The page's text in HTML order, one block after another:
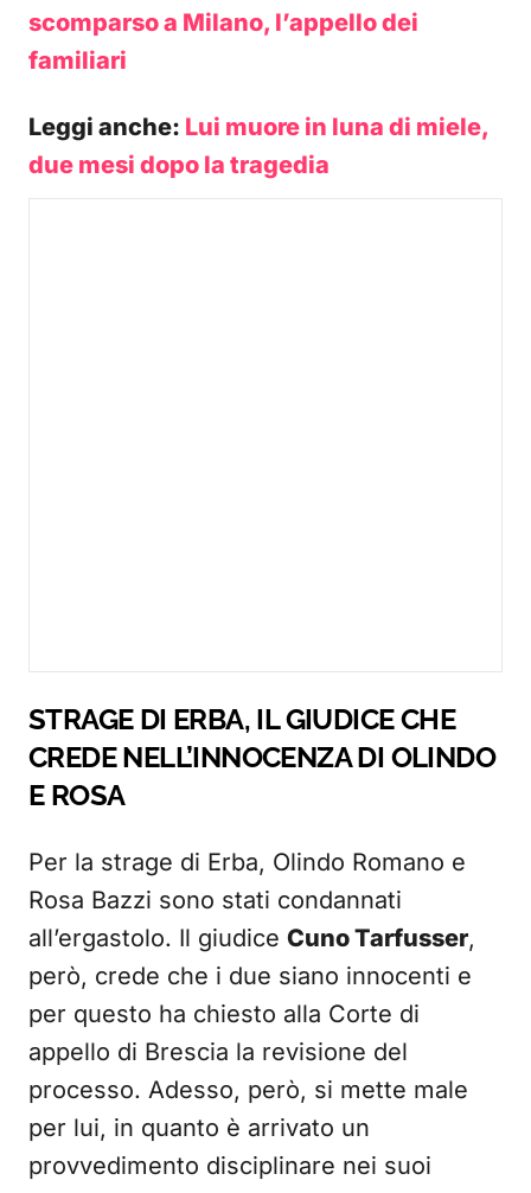
scomparso a Milano, l’appello dei
familiari
Leggi anche: Lui muore in luna di miele,
due mesi dopo la tragedia
STRAGE DI ERBA, IL GIUDICE CHE
CREDE NELL’INNOCENZA DI OLINDO
E ROSA
Per la strage di Erba, Olindo Romano e
Rosa Bazzi sono stati condannati
all’ergastolo. Il giudice Cuno Tarfusser,
però, crede che i due siano innocenti e
per questo ha chiesto alla Corte di
appello di Brescia la revisione del
processo. Adesso, però, si mette male
per lui, in quanto è arrivato un
provvedimento disciplinare nei suoi